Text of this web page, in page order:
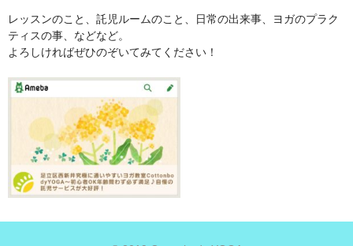
レッスンのこと、託児ルームのこと、日常の出来事、ヨガのプラク
ティスの事、などなど。
よろしければぜひのぞいてみてください！